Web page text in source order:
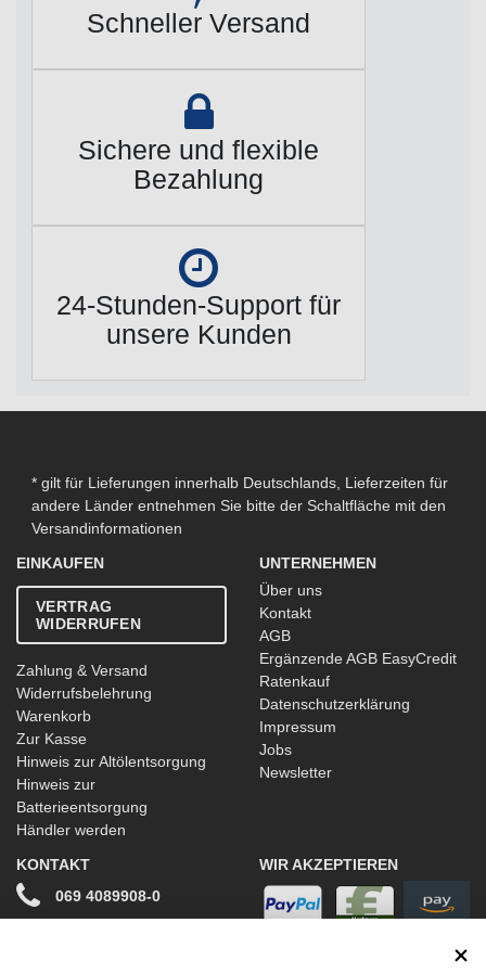
Schneller Versand
Sichere und flexible
Bezahlung
24-Stunden-Support für
unsere Kunden
* gilt für Lieferungen innerhalb Deutschlands, Lieferzeiten für
andere Länder entnehmen Sie bitte der Schaltfläche mit den
Versandinformationen
EINKAUFEN
VERTRAG
WIDERRUFEN
Zahlung & Versand
Widerrufsbelehrung
Warenkorb
Zur Kasse
Hinweis zur Altölentsorgung
Hinweis zur
Batterieentsorgung
Händler werden
UNTERNEHMEN
Über uns
Kontakt
AGB
Ergänzende AGB EasyCredit
Ratenkauf
Datenschutzerklärung
Impressum
Jobs
Newsletter
KONTAKT
069 4089908-0
WIR AKZEPTIEREN